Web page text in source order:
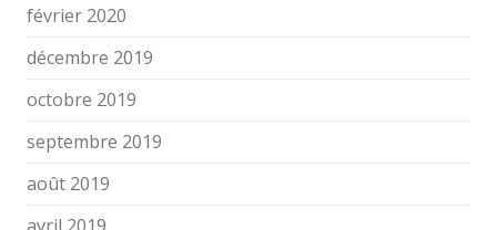
février 2020
décembre 2019
octobre 2019
septembre 2019
août 2019